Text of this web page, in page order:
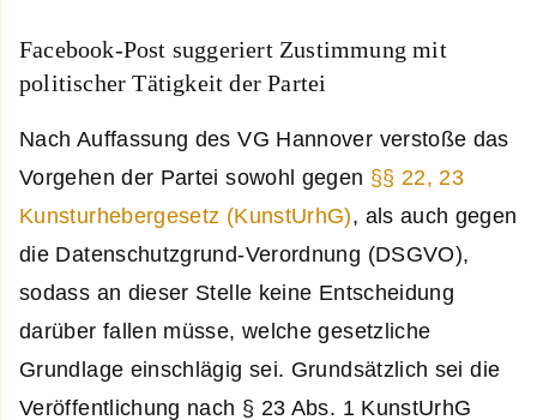
Facebook-Post suggeriert Zustimmung mit
politischer Tätigkeit der Partei
Nach Auffassung des VG Hannover verstoße das
Vorgehen der Partei sowohl gegen §§ 22, 23
Kunsturhebergesetz (KunstUrhG), als auch gegen
die Datenschutzgrund-Verordnung (DSGVO),
sodass an dieser Stelle keine Entscheidung
darüber fallen müsse, welche gesetzliche
Grundlage einschlägig sei. Grundsätzlich sei die
Veröffentlichung nach § 23 Abs. 1 KunstUrhG